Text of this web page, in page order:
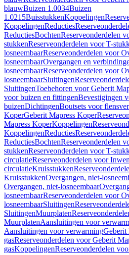
blauwBuizen 1.0034Buizen
1.0215BuisstukkenKoppelingen
KoppelingenReducties
ReductiesBochtenReserveonderdelen
stukkenReserveonderdelen voor T-
losneembaarReserveonderdelen voor
losneembaarOvergangen en
losneembaarReserveonderdelen voor
losneembaarSluitingen
SluitingenToebehoren voor Geberit
voor buizen en fittingenBevestigingen
buizenDichtingenBoutsets voor
KoperGeberit Mapress Koper
Mapress KoperKoppelingen
KoppelingenReducties
ReductiesBochtenReserveonderdelen
stukkenReserveonderdelen voor T-
circulatieReserveonderdelen voor
circulatieKruisstukken
KruisstukkenOvergangen, niet-
Overgangen, niet-losneembaar
losneembaarReserveonderdelen voor
losneembaarSluitingen
SluitingenMuurplaten
MuurplatenAansluitingen voor
Aansluitingen voor verwarmingGeberit
gasReserveonderdelen voor Geberit
gasKoppelingenReserveonderdelen